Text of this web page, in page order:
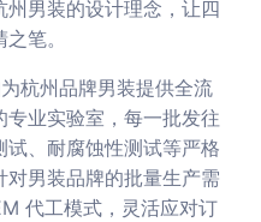
男装的设计理念，让四
笔。
杭州品牌男装提供全流
业实验室，每一批发往
、耐腐蚀性测试等严格
男装品牌的批量生产需
代工模式，灵活应对订